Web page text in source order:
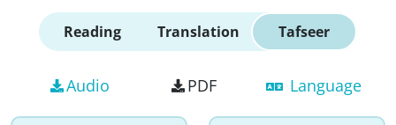
Reading Translation Tafseer
Audio PDF Language